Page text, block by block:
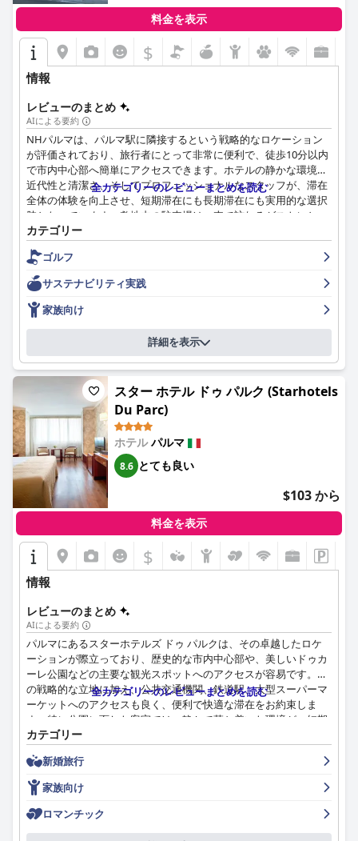
と多様性を称賛しています。しかし、朝食の構成とバリエーショ
ンがもっと良ければ良いと感じるゲストもいます。これらのばら
つきはあるものの、朝食の質と個人的なサービスに関する肯定的
なフィードバックはかなりの量です。
近隣の食事のオプションは高く評価されており、特に隣接するレ
ストラン「ローザ・クローチェ」はその素晴らしい料理で知られ
ています。ホテル内のレストランも、料理とサービスが優れてい
ることで印象的ですが、時々休業している場合があります。ゲス
トは、ホテルのスタッフから提供される良い食事の推奨と、フレ
ンドリーな歓迎に感謝しています。
駐車場施設は、その便利さと安全性から評価されていますが、エ
リアは狭いです。敷地内駐車場は有料で利用可能であり、警備付
き駐車場やプライベート中庭駐車場などのオプションは安全性を
提供し、旅行者にとって実用的な選択肢となっています。
要約すると、ホテル・ヴェルディ・ブティックホテルは、その絶
好のロケーション、完璧な清潔さ、非常にフレンドリーなスタッ
フ、そして快適な寝具が評価されており、パルマへの訪問者にと
って素晴らしい選択肢となっています。
料金を表示
$
情報
レビューのまとめ
AIによる要約
NHパルマは、パルマ駅に隣接するという戦略的なロケーション
が評価されており、旅行者にとって非常に便利で、徒歩10分以内
で市内中心部へ簡単にアクセスできます。ホテルの静かな環境、
近代性と清潔さ、そしてプロフェッショナルなスタッフが、滞在
全体の体験を向上させ、短期滞在にも長期滞在にも実用的な選択
肢となっています。敷地内の駐車場は、車で訪れるゲストにとっ
て特に価値があり、市内の交通規制区域を避けることができま
す。
NHパルマの朝食は、その豊富さ、バラエティ、そして品質で高
い評価を得ており、さまざまな食のニーズに対応する多様なオプ
ションが用意されています。充実した整理整頓されたビュッフェ
は、フレンドリーでプロフェッショナルなスタッフによって補完
され、時には混雑やコストに関する懸念があるものの、快適な朝
の体験を生み出しています。ホテルのレストランでの夕食も好意
的で、その利便性と品質が評価されていますが、メニューの選択
肢が限られていることや価格が高いことに関する意見もありま
NHパルマの客室は、広々としてモダンで清潔感があり、快適な
ベッドと手入れの行き届いた内装が特徴です。ゲストは、遮音
性、エレガントな内装、そして大きなバルコニーや広々としたス
イートなどの追加特典を高く評価しており、快適な滞在に貢献し
ています。多少の改修が必要な箇所があるとの言及はあるもの
の、全体的なフィードバックは、ホテルの高い快適性とモダンな
アメニティを強調しています。
清潔さは際立ったハイライトであり、ホテルは常に非の打ちどこ
ろがないほど清潔で手入れが行き届いていると評されています。
ハウスキーピングの基準へのこだわりは、ゲストに贅沢さと快適
さを提供します。NHパルマのスタッフは、そのフレンドリー
さ、親切さ、そしてプロフェッショナリズムで一貫して高い評価
を受けており、ゲストのポジティブな体験に大きく貢献していま
す。
ホテルでのWi-Fi体験はさまざまで、そのカバー範囲と接続を賞賛
するゲストもいれば、速度と安定性の問題に直面するゲストもい
ます。ジムは小さいながらもモダンで機能的であり、基本的なワ
ークアウトのニーズを満たし、24時間年中無休で利用できます。
駐車場ソリューションは概ね好評で、安全な地下駐車場は大きな
メリットですが、スペースの利用可能性に課題がある場合もあり
ます。
NHパルマは、家族連れにとって、子供連れでも快適に過ごせる
広々とした客室を提供しています。家族向けの雰囲気は、親切な
スタッフとホテルが地元の観光スポットに近いことで補完されて
おり、子供連れの旅行者にとって魅力的な選択肢となっていま
全カテゴリーのレビューまとめを読む
カテゴリー
ゴルフ
サステナビリティ実践
家族向け
詳細を表示
スター ホテル ドゥ パルク (Starhotels
Du Parc)
ホテルパルマ
8.6 とても良い
$103 から
料金を表示
$
情報
レビューのまとめ
AIによる要約
パルマにあるスターホテルズ ドゥ パルクは、その卓越したロケ
ーションが際立っており、歴史的な市内中心部や、美しいドゥカ
ーレ公園などの主要な観光スポットへのアクセスが容易です。こ
の戦略的な立地に加え、公共交通機関、鉄道駅、大型スーパーマ
ーケットへのアクセスも良く、便利で快適な滞在をお約束しま
す。特に公園に面した客室では、静かで落ち着いた環境が、短期
滞在にも長期滞在にも適した、全体的な魅力を高めています。
ホテルでの朝食は、その種類の豊富さ、質、そして様々な好みに
合わせた幅広い選択肢が評価されています。朝食は、素晴らし
く、充実しており、ボリューム満点であり、好印象を与えていま
す。包括性やコストに関する小さな批判もありますが、フレンド
全カテゴリーのレビューまとめを読む
カテゴリー
新婚旅行
家族向け
ロマンチック